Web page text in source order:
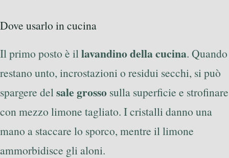
Dove usarlo in cucina
Il primo posto è illavandino della cucina. Quando
restano unto, incrostazioni o residui secchi, si può
spargere delsale grosso sulla superficie e strofinare
con mezzo limone tagliato. I cristalli danno una
mano a staccare lo sporco, mentre il limone
ammorbidisce gli aloni.